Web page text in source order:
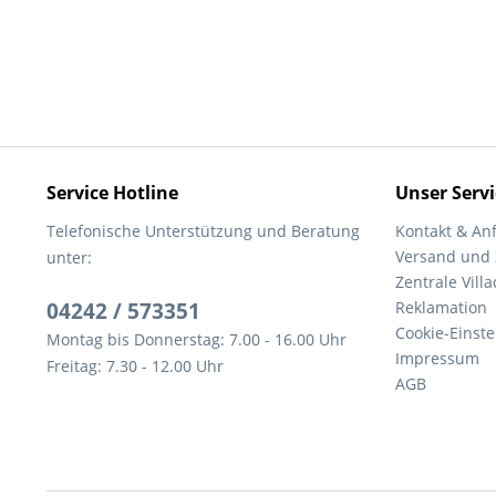
Service Hotline
Telefonische Unterstützung und Beratung
unter:
04242 / 573351
Montag bis Donnerstag: 7.00 - 16.00 Uhr
Freitag: 7.30 - 12.00 Uhr
Unser
Kontakt &
Versand
Zentrale
Reklamation
Cookie-
Impressum
AGB